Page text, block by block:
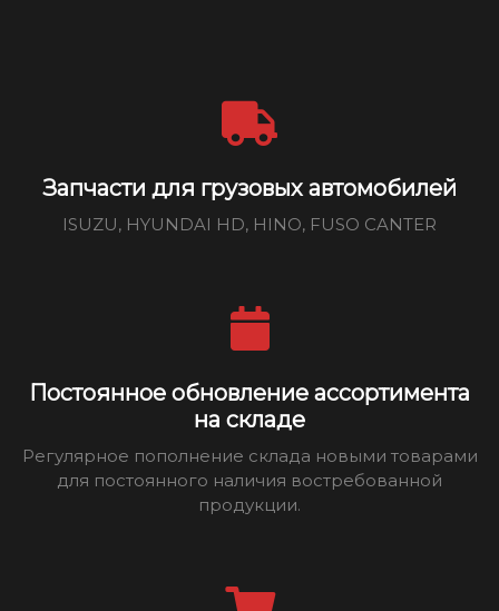
Запчасти для грузовых автомобилей
ISUZU, HYUNDAI HD, HINO, FUSO CANTER
Постоянное обновление ассортимента
на складе
Регулярное пополнение склада новыми товарами
для постоянного наличия востребованной
продукции.